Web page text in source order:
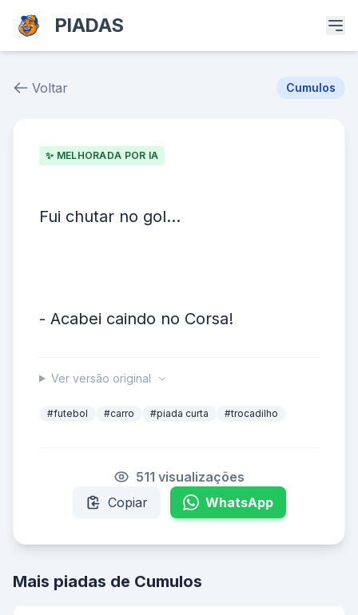
PIADAS
Voltar Cumulos
Piada # 32636
✨ MELHORADA POR IA
Fui chutar no gol...
- Acabei caindo no Corsa!
Ver versão original
#futebol #carro #piada curta #trocadilho
511 visualizações
Copiar
WhatsApp
Mais piadas de Cumulos